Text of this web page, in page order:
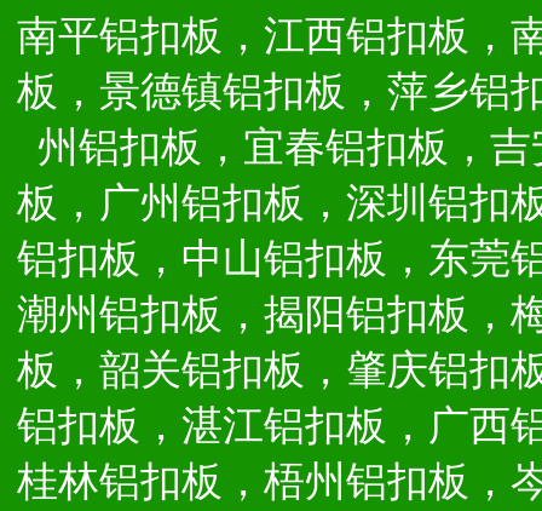
南平铝扣板，江西铝扣板，
板，景德镇铝扣板，萍乡铝
州铝扣板，宜春铝扣板，
板，广州铝扣板，深圳铝扣
铝扣板，中山铝扣板，东莞
潮州铝扣板，揭阳铝扣板，
板，韶关铝扣板，肇庆铝扣
铝扣板，湛江铝扣板，广西
桂林铝扣板，梧州铝扣板，